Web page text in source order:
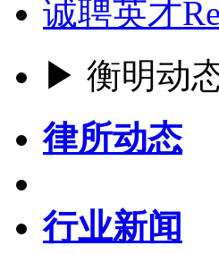
诚聘英才
▶ 衡明动
律所动态
行业新闻